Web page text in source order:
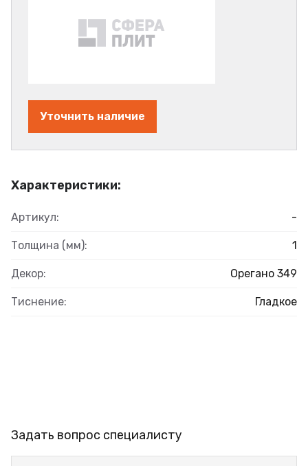
Характеристики:
Артикул: -
Толщина (мм): 1
Декор: Орегано 349
Тиснение: Гладкое
Уточнить наличие
Задать вопрос специалисту